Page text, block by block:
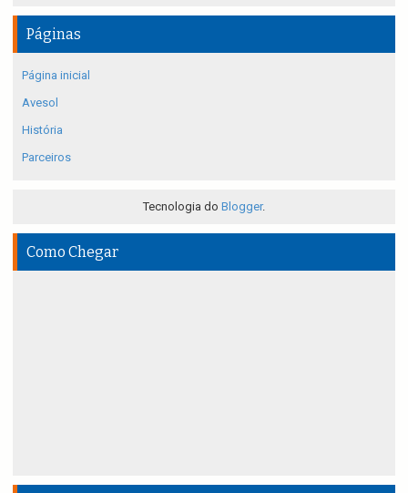
Páginas
Página inicial
Avesol
História
Parceiros
Tecnologia do Blogger.
Como Chegar